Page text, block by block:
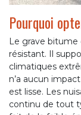
Pourquoi
Le grave
résistant. Il
climatiques
n’a aucun
est lisse. Les
continu de tout